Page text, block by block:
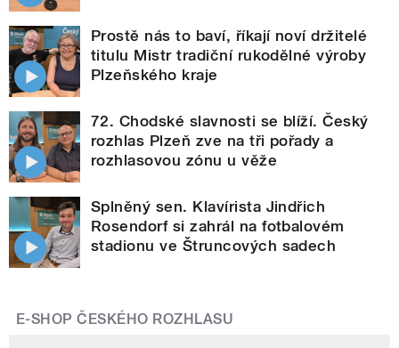
Prostě nás to baví, říkají noví držitelé
titulu Mistr tradiční rukodělné výroby
Plzeňského kraje
72. Chodské slavnosti se blíží. Český
rozhlas Plzeň zve na tři pořady a
rozhlasovou zónu u věže
Splněný sen. Klavírista Jindřich
Rosendorf si zahrál na fotbalovém
stadionu ve Štruncových sadech
E-SHOP ČESKÉHO ROZHLASU